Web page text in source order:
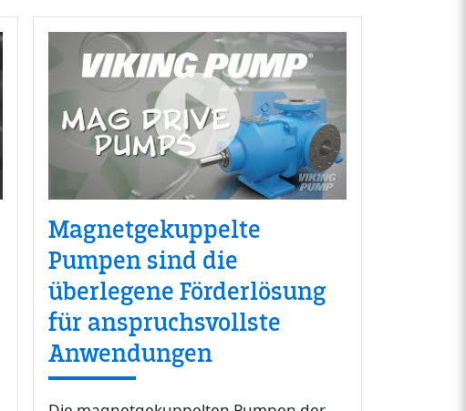
Magnetgekuppelte
Pumpen sind die
überlegene Förderlösung
für anspruchsvollste
Anwendungen